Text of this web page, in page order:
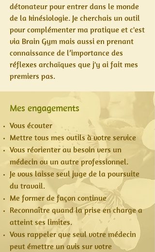
détonateur pour entrer dans le monde
de la kinésiologie. Je cherchais un outil
pour complémenter ma pratique et c'est
via Brain Gym mais aussi en prenant
connaissance de l’importance des
réflexes archaïques que j'y ai fait mes
premiers pas.
Mes engagements
Vous écouter
Mettre tous mes outils à votre service
Vous réorienter au besoin vers un
médecin ou un autre professionnel.
Je vous laisse seul juge de la poursuite
du travail.
Me former de façon continue
Reconnaître quand la prise en charge a
atteint ses limites.
Vous rappeler que seul votre médecin
peut émettre un avis sur votre